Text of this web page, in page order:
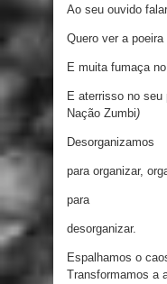
Ao seu ouvido falar
Quero ver a poeira
E muita fumaça
E aterrisso no seu
Nação Zumbi)
Desorganizamos
para organizar,
para
desorganizar.
Espalhamos o
Transformamos a